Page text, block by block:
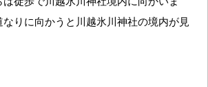
りに向かうと川越氷川神社の境内が見